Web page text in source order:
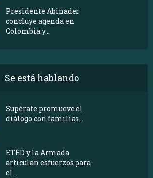
Presidente Abinader
concluye agenda en
Colombia y...
Se está hablando
Supérate promueve el
diálogo con familias...
ETED y la Armada
articulan esfuerzos para
el...